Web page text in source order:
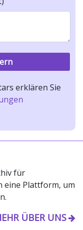
erklären Sie
für
eine Plattform, um
ÜBER UNS